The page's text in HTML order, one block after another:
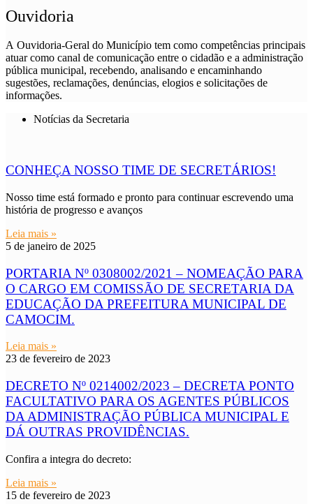
Ouvidoria
A Ouvidoria-Geral do Município tem como competências principais
atuar como canal de comunicação entre o cidadão e a administração
pública municipal, recebendo, analisando e encaminhando
sugestões, reclamações, denúncias, elogios e solicitações de
informações.
Notícias da Secretaria
CONHEÇA NOSSO TIME DE SECRETÁRIOS!
Nosso time está formado e pronto para continuar escrevendo uma
história de progresso e avanços
Leia mais »
5 de janeiro de 2025
PORTARIA Nº 0308002/2021 – NOMEAÇÃO PARA
O CARGO EM COMISSÃO DE SECRETARIA DA
EDUCAÇÃO DA PREFEITURA MUNICIPAL DE
CAMOCIM.
Leia mais »
23 de fevereiro de 2023
DECRETO Nº 0214002/2023 – DECRETA PONTO
FACULTATIVO PARA OS AGENTES PÚBLICOS
DA ADMINISTRAÇÃO PÚBLICA MUNICIPAL E
DÁ OUTRAS PROVIDÊNCIAS.
Confira a integra do decreto:
Leia mais »
15 de fevereiro de 2023